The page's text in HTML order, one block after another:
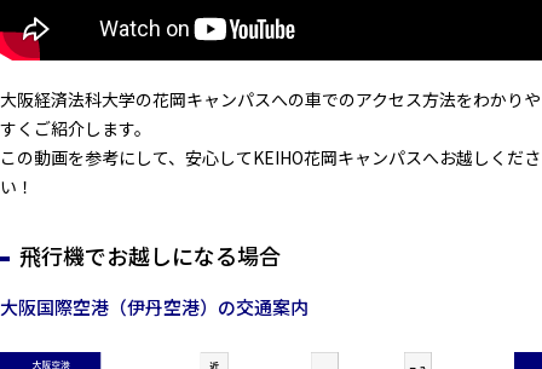
大阪経済法科大学の花岡キャンパスへの車でのアクセス方法をわかりや
すくご紹介します。
この動画を参考にして、安心してKEIHO花岡キャンパスへお越しくださ
い！
飛行機でお越しになる場合
大阪国際空港（伊丹空港）の交通案内